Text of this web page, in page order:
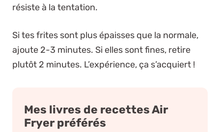
résiste à la tentation.
Si tes frites sont plus épaisses que la normale,
ajoute 2-3 minutes. Si elles sont fines, retire
plutôt 2 minutes. L’expérience, ça s’acquiert !
Mes livres de recettes Air
Fryer préférés